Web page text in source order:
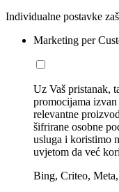
Individualne postavke
Marketing per
Uz Vaš pristanak,
promocijama
relevantne
šifrirane osobne
usluga i koristimo
uvjetom da već
Bing, Criteo,